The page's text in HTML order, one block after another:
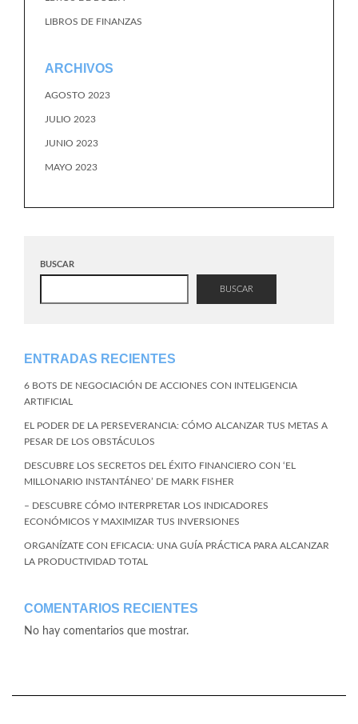
LIBROS DE FINANZAS
ARCHIVOS
AGOSTO 2023
JULIO 2023
JUNIO 2023
MAYO 2023
BUSCAR
BUSCAR
ENTRADAS RECIENTES
6 BOTS DE NEGOCIACIÓN DE ACCIONES CON INTELIGENCIA
ARTIFICIAL
EL PODER DE LA PERSEVERANCIA: CÓMO ALCANZAR TUS METAS A
PESAR DE LOS OBSTÁCULOS
DESCUBRE LOS SECRETOS DEL ÉXITO FINANCIERO CON ‘EL
MILLONARIO INSTANTÁNEO’ DE MARK FISHER
– DESCUBRE CÓMO INTERPRETAR LOS INDICADORES
ECONÓMICOS Y MAXIMIZAR TUS INVERSIONES
ORGANÍZATE CON EFICACIA: UNA GUÍA PRÁCTICA PARA ALCANZAR
LA PRODUCTIVIDAD TOTAL
COMENTARIOS RECIENTES
No hay comentarios que mostrar.